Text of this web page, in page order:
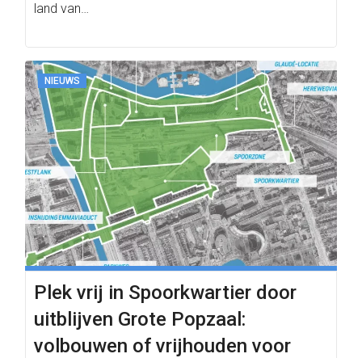
land van…
NIEUWS
Plek vrij in Spoorkwartier door
uitblijven Grote Popzaal:
volbouwen of vrijhouden voor